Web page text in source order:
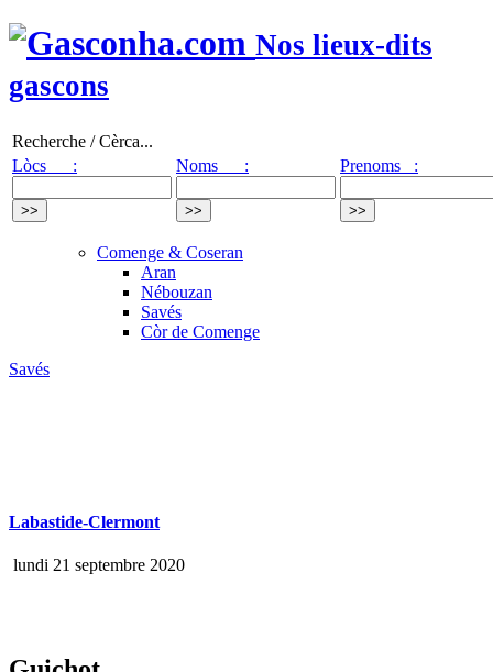
Nos lieux-dits
gascons
Recherche / Cèrca...
Lòcs :
Noms : Prenoms :
Comenge & Coseran
Aran
Nébouzan
Savés
Còr de Comenge
Savés
Labastide-Clermont
lundi 21 septembre 2020